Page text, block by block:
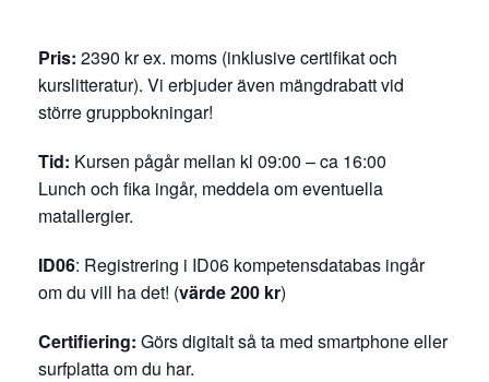
Pris: 2390 kr ex. moms (inklusive certifikat och
kurslitteratur). Vi erbjuder även mängdrabatt vid
större gruppbokningar!
Tid: Kursen pågår mellan kl 09:00 – ca 16:00
Lunch och fika ingår, meddela om eventuella
matallergier.
ID06: Registrering i ID06 kompetensdatabas ingår
om du vill ha det! (värde 200 kr)
Certifiering: Görs digitalt så ta med smartphone eller
surfplatta om du har.